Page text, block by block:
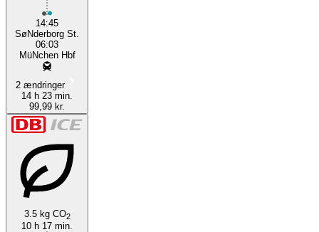
14:45
SøNderborg St.
06:03
MüNchen Hbf
2 ændringer
14 h 23 min.
99,99 kr.
3.5 kg CO2
10 h 17 min.